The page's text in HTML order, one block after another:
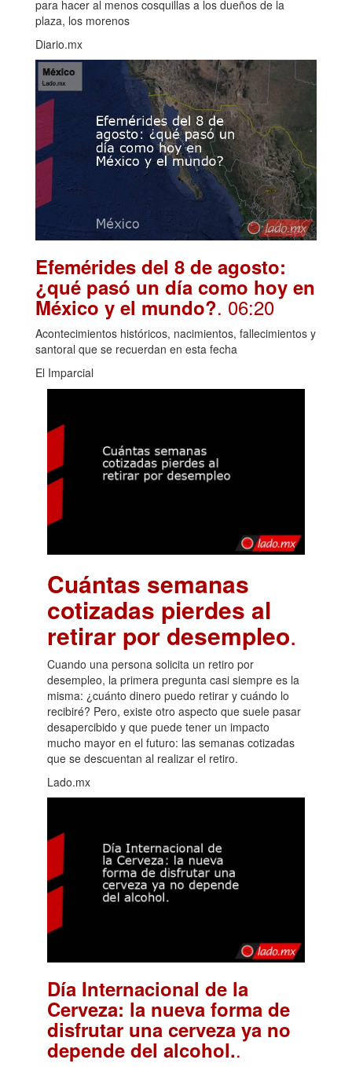
para hacer al menos cosquillas a los dueños de la
plaza, los morenos
Diario.mx
Efemérides del 8 de agosto:
¿qué pasó un día como hoy en
México y el mundo?. 06:20
Acontecimientos históricos, nacimientos, fallecimientos y
santoral que se recuerdan en esta fecha
El Imparcial
Cuántas semanas
cotizadas pierdes al
retirar por desempleo.
Cuando una persona solicita un retiro por
desempleo, la primera pregunta casi siempre es la
misma: ¿cuánto dinero puedo retirar y cuándo lo
recibiré? Pero, existe otro aspecto que suele pasar
desapercibido y que puede tener un impacto
mucho mayor en el futuro: las semanas cotizadas
que se descuentan al realizar el retiro.
Lado.mx
Día Internacional de la
Cerveza: la nueva forma de
disfrutar una cerveza ya no
depende del alcohol..